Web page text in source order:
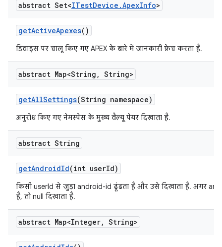
abstract Set<ITestDevice .ApexInfo>
getActiveApexes()
डिवाइस पर चालू किए गए APEX के बारे में जानकारी फ़ेच करता है.
abstract Map<String , String>
getAllSettings(String namespace)
अनुरोध किए गए नेमस्पेस के मुख्य वैल्यू पेयर दिखाता है.
abstract String
getAndroidId(int userId)
किसी userId से जुड़ा android-id ढूंढता है और उसे दिखाता है. अगर
है, तो null दिखाता है.
abstract Map<Integer, String>